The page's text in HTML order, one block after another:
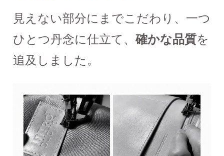
見えない部分にまでこだわり、一つ
ひとつ丹念に仕立て、確かな品質を
追及しました。